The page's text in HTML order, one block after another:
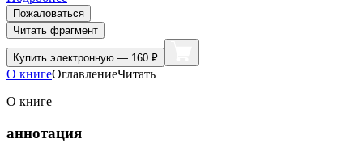
Пожаловаться
Читать фрагмент
Купить электронную — 160 ₽
О книгеОглавлениеЧитать
О книге
аннотация